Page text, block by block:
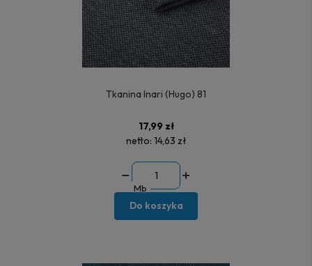
Tkanina Inari (Hugo) 81
17,99 zł
netto: 14,63 zł
Mb
Do koszyka